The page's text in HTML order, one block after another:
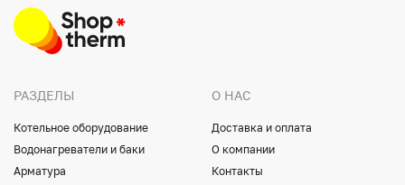
РАЗДЕЛЫ
Котельное оборудование
Водонагреватели и баки
Арматура
О НАС
Доставка и оплата
О компании
Контакты